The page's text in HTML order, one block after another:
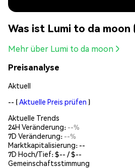
Was ist Lumi to da moon
Mehr über Lumi to da moon
Preisanalyse
Aktuell
-- (Aktuelle Preis prüfen )
Aktuelle Trends
24H Veränderung: --%
7D Veränderung: --%
Marktkapitalisierung: --
7D Hoch/Tief: $-- / $--
Gemeinschaftsstimmung